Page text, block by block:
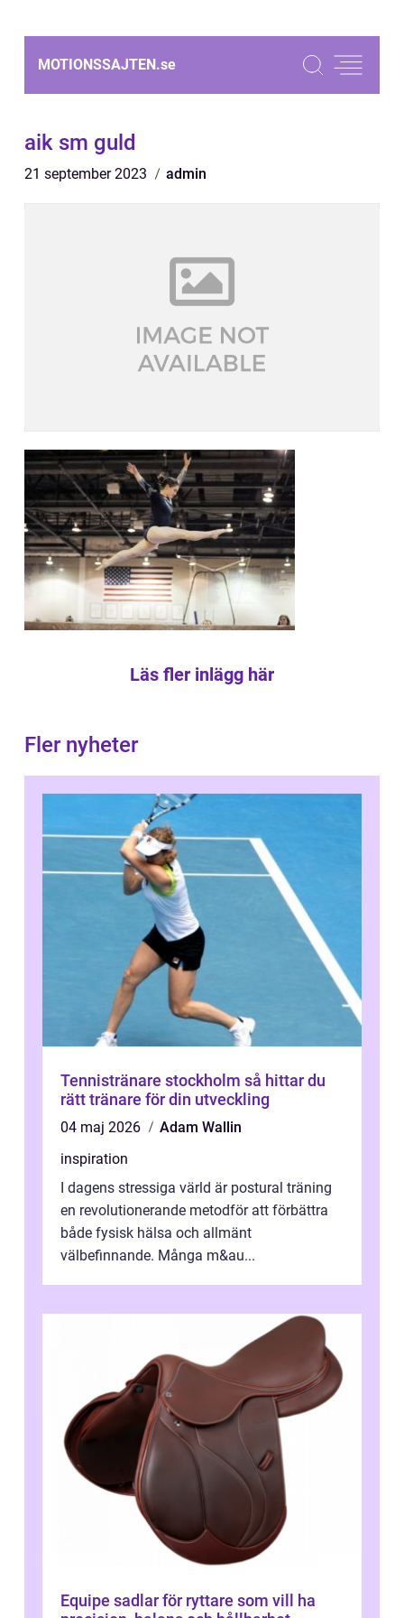
MOTIONSSAJTEN.se
aik sm guld
21 september 2023 admin
Läs fler inlägg här
Fler nyheter
Tennistränare stockholm så hittar du
rätt tränare för din utveckling
04 maj 2026
Adam Wallin
inspiration
I dagens stressiga värld är postural träning
en revolutionerande metodför att förbättra
både fysisk hälsa och allmänt
välbefinnande. Många m&au...
Equipe sadlar för ryttare som vill ha